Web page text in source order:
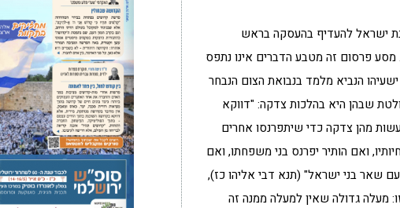
ישראל להעדיף בהעסקה בראש
מסע פרסום זה מטבע הדברים אינו נתפס
הנביא מלמד בנבואת הצום הנבחר
שבהן היא בהלכות צדקה: "דווקא
מהן צדקה כדי שיתפרנסו אחרים
ואם הותיר יפרנס בני משפחתו, ואם
עם שאר בני ישראל" (תנא דבי אליהו כז),
מעלה גדולה שאין למעלה ממנה זה